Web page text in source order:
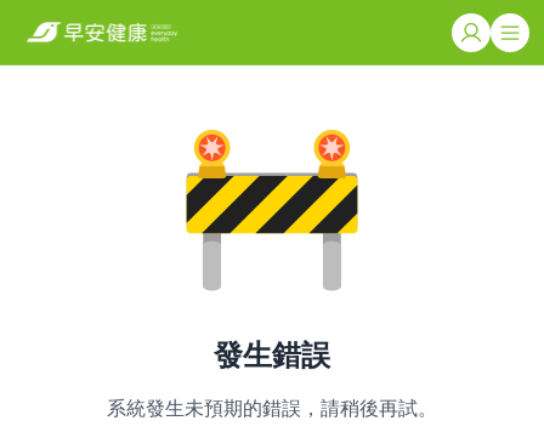
發生錯誤
系統發生未預期的錯誤，請稍後再試。